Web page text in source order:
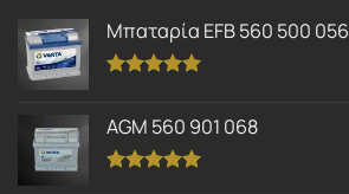
Μπαταρία EFB 560 500 056
από 5
AGM 560 901 068